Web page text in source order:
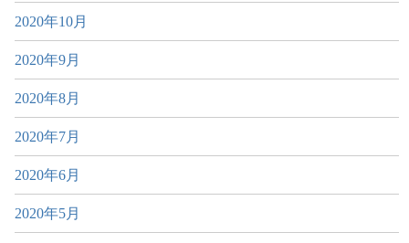
2020年10月
2020年9月
2020年8月
2020年7月
2020年6月
2020年5月